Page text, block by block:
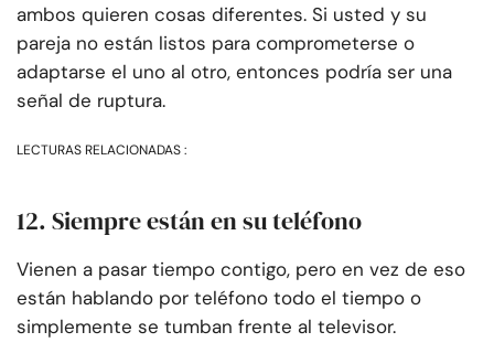
ambos quieren cosas diferentes. Si usted y su
pareja no están listos para comprometerse o
adaptarse el uno al otro, entonces podría ser una
señal de ruptura.
LECTURAS RELACIONADAS :
12. Siempre están en su teléfono
Vienen a pasar tiempo contigo, pero en vez de eso
están hablando por teléfono todo el tiempo o
simplemente se tumban frente al televisor.